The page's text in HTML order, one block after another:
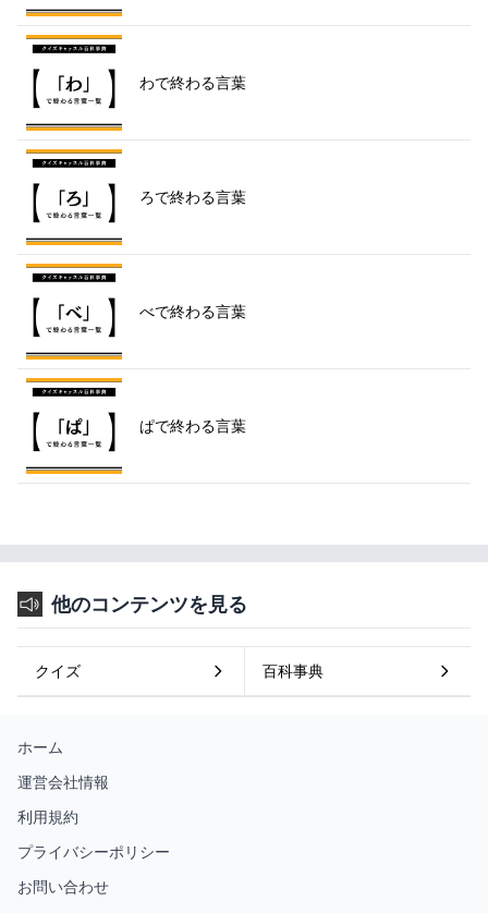
わで終わる言葉
ろで終わる言葉
べで終わる言葉
ぱで終わる言葉
他のコンテンツを見る
クイズ 百科事典
ホーム
運営会社情報
利用規約
プライバシーポリシー
お問い合わせ